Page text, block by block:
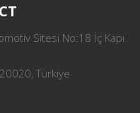
Sitesi No:18 İç Kapı
Türkiye